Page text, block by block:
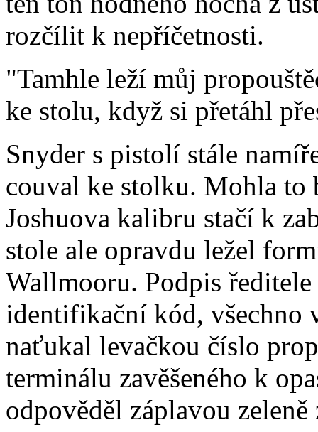
rozčílit k nepříčetnosti.
"Tamhle leží můj
ke stolu, když si přetáhl
Snyder s pistolí stále
couval ke stolku. Mohla to
Joshuova kalibru stačí k
stole ale opravdu ležel
Wallmooru. Podpis
identifikační kód, všechno
naťukal levačkou číslo
terminálu zavěšeného k
odpověděl záplavou